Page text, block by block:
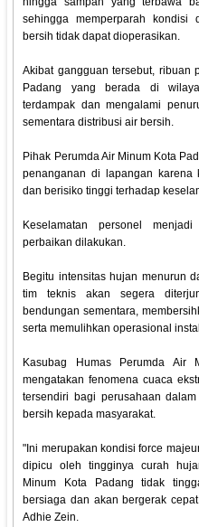
sehingga memperparah
bersih tidak dapat dioperasikan.
Akibat gangguan tersebut, ribuan
Padang yang berada di
terdampak dan mengalami
sementara distribusi air bersih.
Pihak Perumda Air Minum Kota
penanganan di lapangan karena
dan berisiko tinggi terhadap
Keselamatan personel
perbaikan dilakukan.
Begitu intensitas hujan menurun
tim teknis akan segera
bendungan sementara,
serta memulihkan operasional
Kasubag Humas Perumda Air
mengatakan fenomena cuaca
tersendiri bagi perusahaan
bersih kepada masyarakat.
"Ini merupakan kondisi force
dipicu oleh tingginya curah
Minum Kota Padang tidak
bersiaga dan akan bergerak
Adhie Zein.